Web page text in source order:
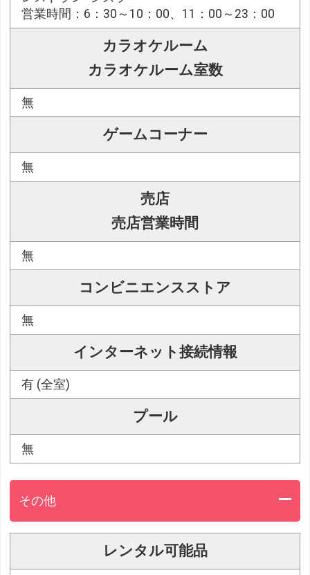
営業時間：6：30～10：00、11：00～23：00
カラオケルーム
カラオケルーム室数
無
ゲームコーナー
無
売店
売店営業時間
無
コンビニエンスストア
無
インターネット接続情報
有 (全室)
プール
無
その他
レンタル可能品